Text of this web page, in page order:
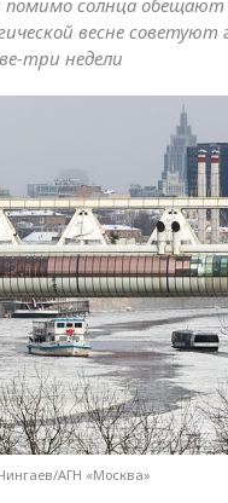
весне
три недели
АГН «Москва»